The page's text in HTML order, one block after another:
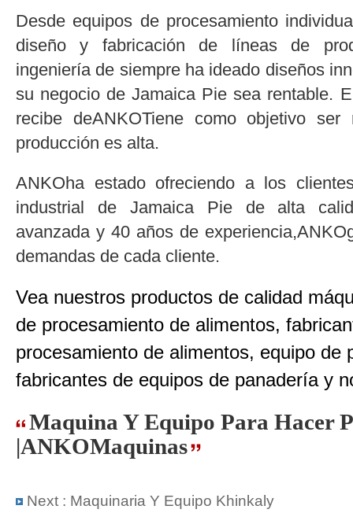
Desde equipos de procesamiento
diseño y fabricación de líneas de
ingeniería de siempre ha ideado diseños
su negocio de Jamaica Pie sea rentable.
recibe deANKOTiene como objetivo
producción es alta.
ANKOha estado ofreciendo a los
industrial de Jamaica Pie de alta
avanzada y 40 años de
demandas de cada cliente.
Vea nuestros productos de calidad
de procesamiento de alimentos,
procesamiento de alimentos, equipo de
fabricantes de equipos de panadería y
Maquina Y Equipo Para Hacer
|ANKOMaquinas
Next : Maquinaria Y Equipo Khinkaly